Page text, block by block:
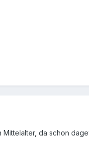
Mittelalter, da schon